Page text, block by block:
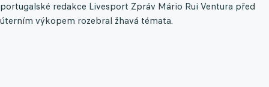
portugalské redakce Livesport Zpráv Mário Rui Ventura před
úterním výkopem rozebral žhavá témata.